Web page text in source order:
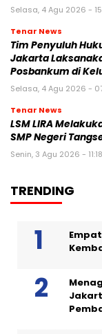
Selasa, 4 Agu 2026 -
Tenar News
Tim Penyuluh
Jakarta
Posbankum di
Selasa, 4 Agu 2026 -
Tenar News
LSM LIRA
SMP Negeri
Senin, 3 Agu 2026 -
TRENDING